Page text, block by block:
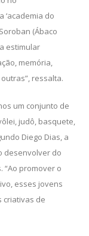
‘academia do
(Ábaco
estimular
memória,
ressalta.
um conjunto de
judô, basquete,
Diego Dias, a
desenvolver do
promover o
esses jovens
criativas de